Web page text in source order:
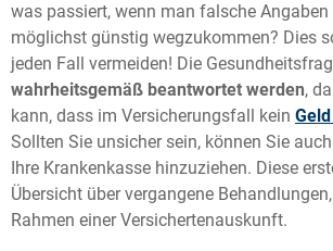
was passiert, wenn man falsche
möglichst günstig wegzukommen? Dies
jeden Fall vermeiden! Die
wahrheitsgemäß beantwortet werden,
kann, dass im Versicherungsfall kein
Sollten Sie unsicher sein, können Sie
Ihre Krankenkasse hinzuziehen. Diese
Übersicht über vergangene
Rahmen einer Versichertenauskunft.